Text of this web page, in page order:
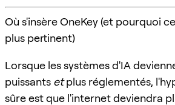
Où s'insère OneKey (et pourquoi
plus pertinent)
Lorsque les systèmes d'IA
puissants etplus réglementés,
sûre est que l'internet deviendra